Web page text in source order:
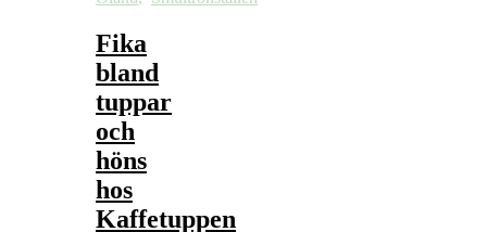
Fika
bland
tuppar
och
höns
hos
Kaffetuppen